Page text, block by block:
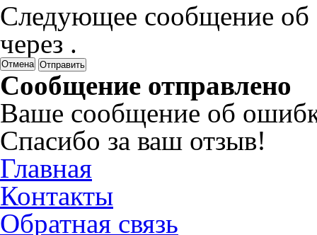
Следующее сообщение об
через .
Отмена
Сообщение отправлено
Ваше сообщение об
Спасибо за ваш отзыв!
Главная
Контакты
Обратная связь